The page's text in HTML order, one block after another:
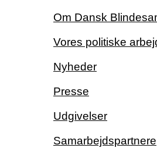
Om Dansk
Vores politiske
Nyheder
Presse
Udgivelser
Samarbejdspartnere